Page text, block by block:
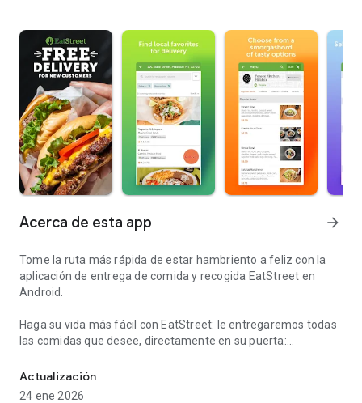
Acerca de esta app arrow_forward
Tome la ruta más rápida de estar hambriento a feliz con la
aplicación de entrega de comida y recogida EatStreet en
Android.
Haga su vida más fácil con EatStreet: le entregaremos todas
las comidas que desee, directamente en su puerta:
nocturnos. La aplicación de entrega de alimentos EatStreet
es su conexión de alimentos a tiempo completo: ¡disponible
Actualización
24 ene 2026